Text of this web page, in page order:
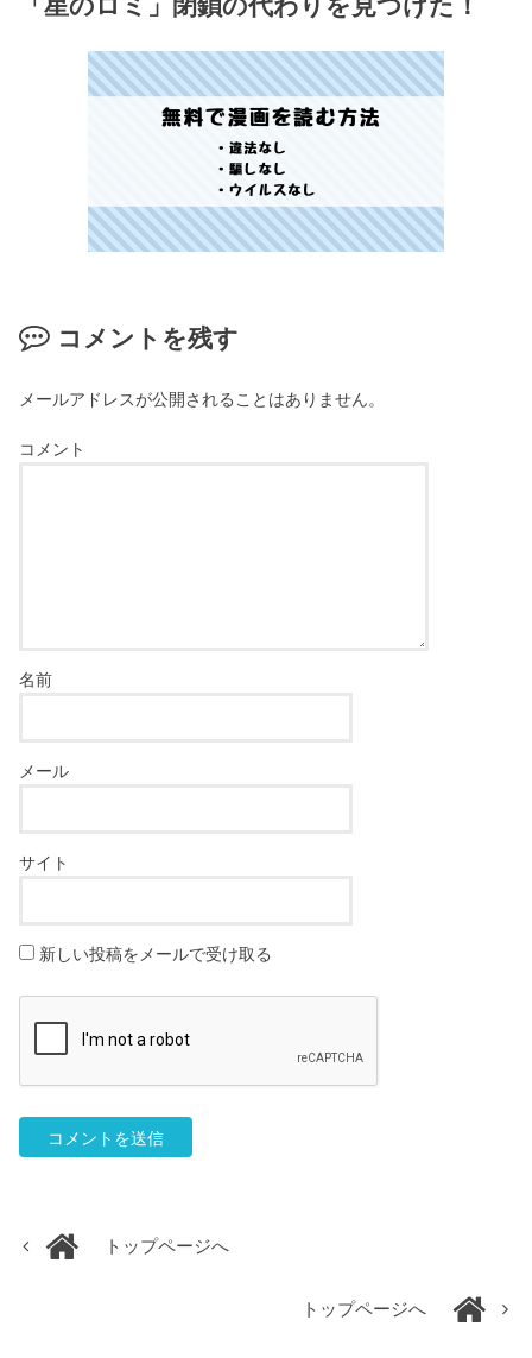
「星のロミ」閉鎖の代わりを見つけた！
コメントを残す
メールアドレスが公開されることはありません。
コメント
名前
メール
サイト
新しい投稿をメールで受け取る
トップページへ
トップページへ